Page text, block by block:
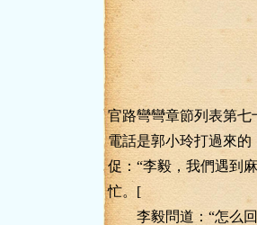
官路彎彎章節列表第
電話是郭小玲打過來的
促：“李毅，我們遇到
忙。[
李毅問道：“怎么回